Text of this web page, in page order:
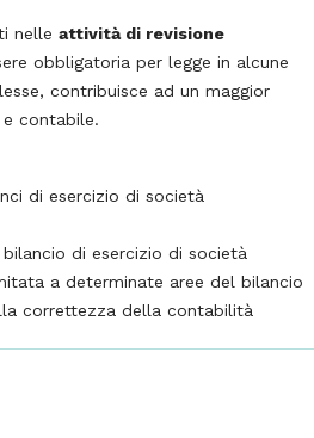
nelle attività di revisione
obbligatoria per legge in alcune
contribuisce ad un maggior
contabile.
di esercizio di società
di esercizio di società
a determinate aree del bilancio
correttezza della contabilità